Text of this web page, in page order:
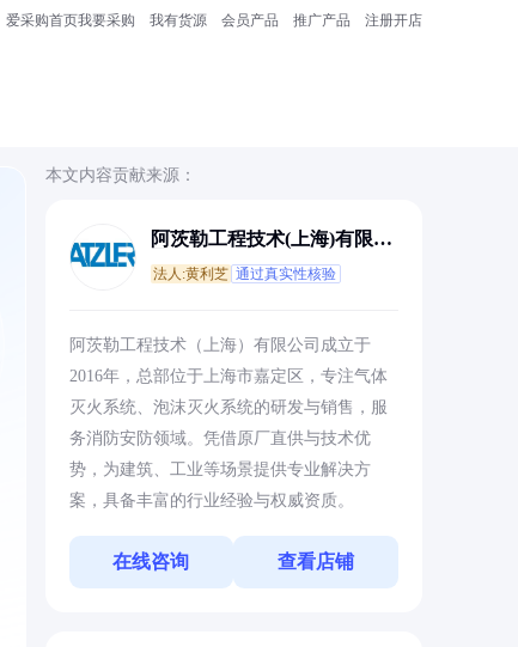
爱采购首页我要采购 我有货源 会员产品 推广产品 注册开店
本文内容贡献来源：
阿茨勒工程技术(上海)有限公
法人:黄利芝 通过真实性核验
阿茨勒工程技术（上海）有限公司成立于
2016年，总部位于上海市嘉定区，专注气体
灭火系统、泡沫灭火系统的研发与销售，服
务消防安防领域。凭借原厂直供与技术优
势，为建筑、工业等场景提供专业解决方
案，具备丰富的行业经验与权威资质。
在线咨询 查看店铺